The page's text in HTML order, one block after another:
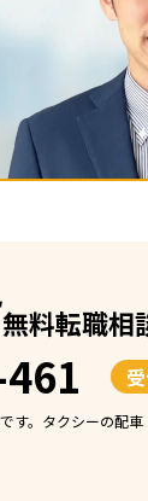
無料転職相
す。タクシーの配